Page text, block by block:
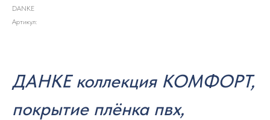
DANKE
Артикул:
ДАНКЕ коллекция КОМФОРТ,
покрытие плёнка пвх,